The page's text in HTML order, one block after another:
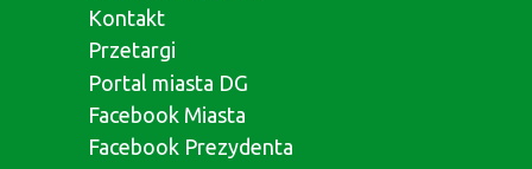
Kontakt
Przetargi
Portal miasta DG
Facebook Miasta
Facebook Prezydenta